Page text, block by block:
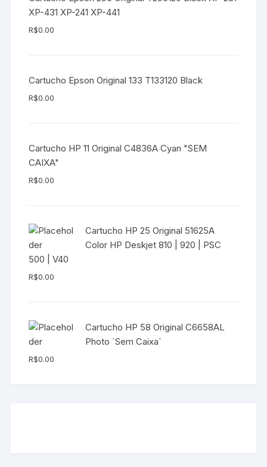
XP-431 XP-241 XP-441
R$0.00
Cartucho Epson Original 133 T133120 Black
R$0.00
Cartucho HP 11 Original C4836A Cyan "SEM
CAIXA"
R$0.00
Cartucho HP 25 Original 51625A
Color HP Deskjet 810 | 920 | PSC
500 | V40
R$0.00
Cartucho HP 58 Original C6658AL
Photo ´Sem Caixa´
R$0.00